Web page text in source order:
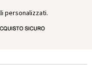
personalizzati.